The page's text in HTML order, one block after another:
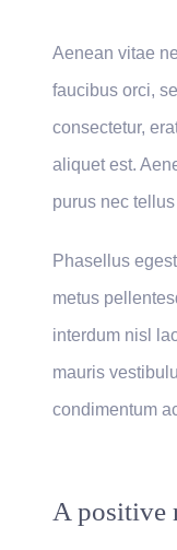
Aenean vitae
faucibus orci,
consectetur,
aliquet est.
purus nec
Phasellus
metus
interdum nisl
mauris
condimentum
A positive